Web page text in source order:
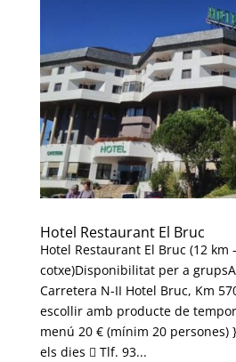
Hotel Restaurant El Bruc
Hotel Restaurant El Bruc (12 km
cotxe)Disponibilitat per a
Carretera N-II Hotel Bruc, Km
escollir amb producte de
menú 20 € (mínim 20 persones)
els dies  Tlf. 93...